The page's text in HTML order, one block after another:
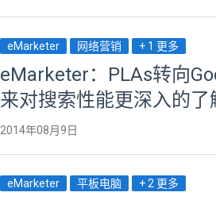
eMarketer 网络营销 + 1 更多
eMarketer：PLAs转向
来对搜索性能更深入的了
2014年08月9日
eMarketer 平板电脑 + 2 更多